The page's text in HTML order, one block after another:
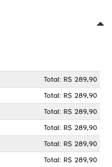
Total: R$ 289,90
Total: R$ 289,90
Total: R$ 289,90
Total: R$ 289,90
Total: R$ 289,90
Total: R$ 289,90